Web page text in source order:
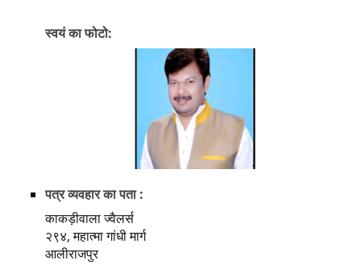
स्वयं का फोटो:
पत्र व्यवहार का पता :
काकड़ीवाला ज्वैलर्स
२९४, महात्मा गांधी मार्ग
आलीराजपुर